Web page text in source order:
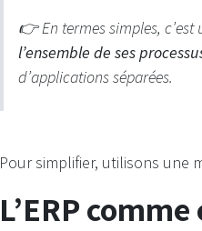
👉 En termes simples,
l’ensemble de ses
d’applications séparées.
Pour simplifier, utilisons une
L’ERP comme